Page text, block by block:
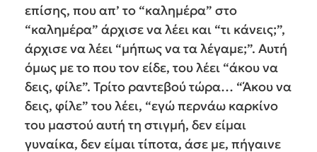
επίσης, που απ’ το “καλημέρα” στο
“καλημέρα” άρχισε να λέει και “τι κάνεις;”,
άρχισε να λέει “μήπως να τα λέγαμε;”. Αυτή
όμως με το που τον είδε, του λέει “άκου να
δεις, φίλε”. Τρίτο ραντεβού τώρα… “Άκου να
δεις, φίλε” του λέει, “εγώ περνάω καρκίνο
του μαστού αυτή τη στιγμή, δεν είμαι
γυναίκα, δεν είμαι τίποτα, άσε με, πήγαινε